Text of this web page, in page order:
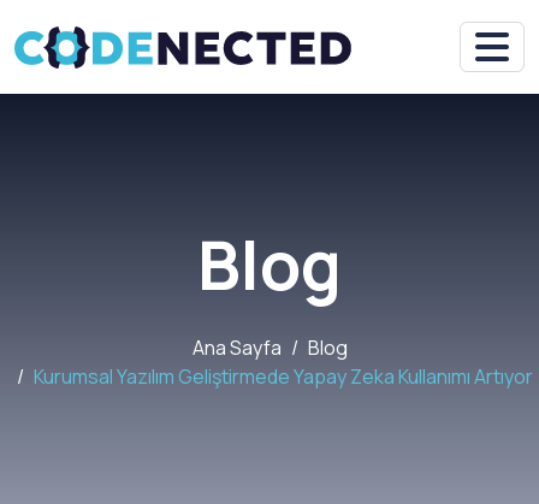
Blog
Ana Sayfa
Blog
Kurumsal Yazılım Geliştirmede Yapay Zeka Kullanımı Artıyor